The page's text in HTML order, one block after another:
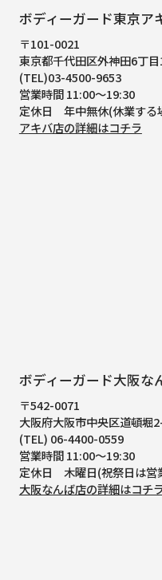
ボディーガード東京ア
〒101-0021
東京都千代田区外神田6丁
(TEL)03-4500-9653
営業時間 11:00～19:30
定休日 年中無休(休業する
アキバ店の詳細はコチラ
ボディーガード大阪な
〒542-0071
大阪府大阪市中央区道頓堀
(TEL) 06-4400-0559
営業時間 11:00～19:30
定休日 木曜日(祝祭日は営
大阪なんば店の詳細はコチ